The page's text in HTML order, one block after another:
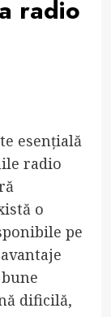
radio
esențială
radio
o
pe
dificilă,